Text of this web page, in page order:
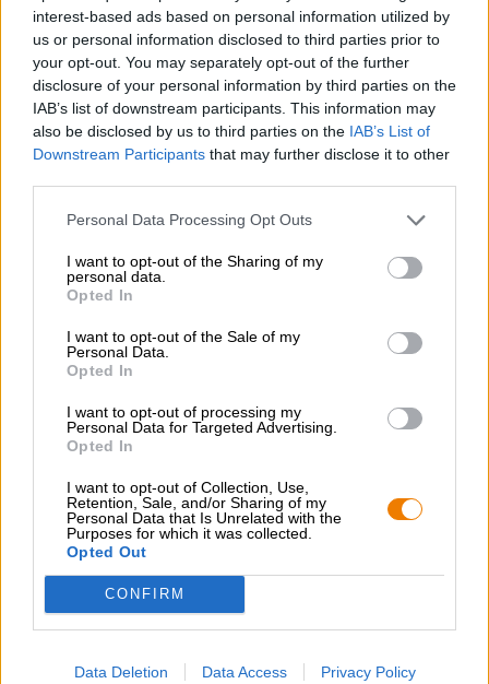
interest-based ads based on personal information utilized by
us or personal information disclosed to third parties prior to
your opt-out. You may separately opt-out of the further
disclosure of your personal information by third parties on the
IAB’s list of downstream participants. This information may
also be disclosed by us to third parties on the IAB’s List of
Downstream Participants that may further disclose it to other
Personal Data Processing Opt Outs
I want to opt-out of the Sharing of my
personal data.
Opted In
I want to opt-out of the Sale of my
Personal Data.
Opted In
I want to opt-out of processing my
Personal Data for Targeted Advertising.
Opted In
I want to opt-out of Collection, Use,
Retention, Sale, and/or Sharing of my
Personal Data that Is Unrelated with the
Purposes for which it was collected.
Opted Out
CONFIRM
Data Deletion Data Access Privacy Policy
Kölsch en Altbiers
€ 3,39
MEHRWEG
Uitverkocht